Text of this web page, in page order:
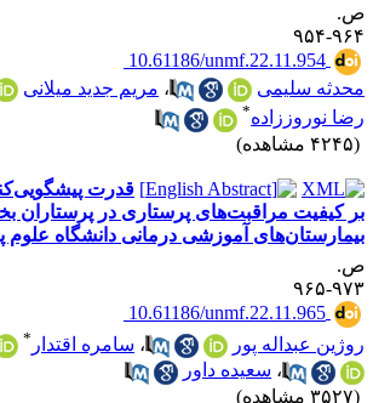
۹۵۴
‎ 10.61186/unmf.22.11.954
سلیمی
،مریم جدید میلانی
نوروززاده
قدرت
کیفیت مراقبت‌های پرستاری در پرستاران
آموزشی درمانی دانشگاه علوم
۹۶۵
‎ 10.61186/unmf.22.11.965
عبداله پور
،سامره اقتدار*
،سعیده داور